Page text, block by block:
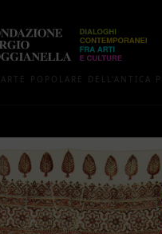
ARTE POPOLARE DELL'ANTICA